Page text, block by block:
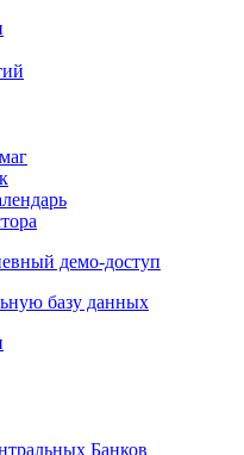
базу данных
базу данных